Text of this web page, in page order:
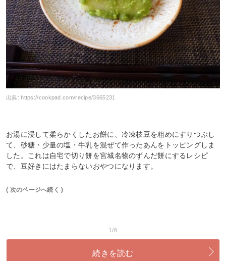
出典:https://cookpad.com/recipe/3665231
お湯に浸して柔らかくしたお餅に、冷凍枝豆を粗めにすりつぶし
て、砂糖・少量の塩・牛乳を混ぜて作ったあんをトッピングしま
した。これは自宅で切り餅を宮城名物のずんだ餅にするレシピ
で、豆好きにはたまらないおやつになります。
( 次のページへ続く )
1/6
続きを読む